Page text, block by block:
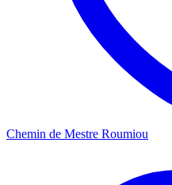
Chemin de Mestre Roumiou